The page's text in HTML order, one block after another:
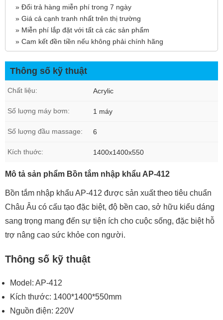
» Đổi trả hàng miễn phí trong 7 ngày
» Giá cả cạnh tranh nhất trên thị trường
» Miễn phí lắp đặt với tất cả các sản phẩm
» Cam kết đền tiền nếu không phải chính hãng
Thông số kỹ thuật
Chất liệu: Acrylic
Số luợng máy bơm: 1 máy
Số luợng đầu massage: 6
Kích thuớc: 1400x1400x550
Mô tả sản phẩm Bồn tắm nhập khẩu AP-412
Bồn tắm nhập khẩu AP-412 được sản xuất theo tiêu chuẩn
Châu Âu có cấu tạo đặc biệt, độ bền cao, sở hữu kiểu dáng
sang trọng mang đến sự tiện ích cho cuộc sống, đặc biệt hỗ
trợ nâng cao sức khỏe con người.
Thông số kỹ thuật
Model: AP-412
Kích thước: 1400*1400*550mm
Nguồn điện: 220V